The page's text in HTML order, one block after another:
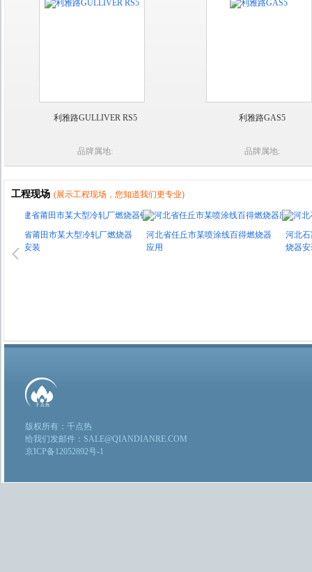
利雅路GULLIVER RS5
品牌属地:
利雅路GAS5
品牌属地:
工程现场 (展示工程现场，您知道我们更专业)
省莆田市某大型冷轧厂燃烧器
安装
河北省任丘市某喷涂线百得燃烧器
河北石家庄
烧器安装
版权所有：千点热
给我们发邮件：SALE@QIANDIANRE.COM
京ICP备12052892号-1